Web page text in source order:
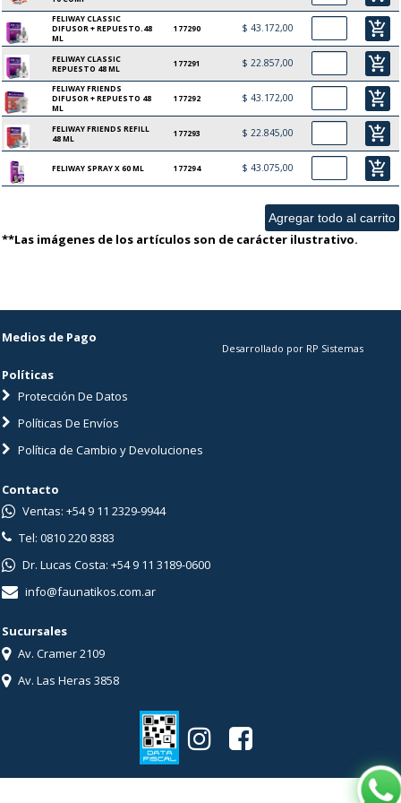
FELIWAY CLASSIC
DIFUSOR + REPUESTO.48
ML
177290 $ 43.172,00 add_shopping_cart
FELIWAY CLASSIC
REPUESTO 48 ML
177291 $ 22.857,00 add_shopping_cart
FELIWAY FRIENDS
DIFUSOR + REPUESTO 48
ML
177292 $ 43.172,00 add_shopping_cart
FELIWAY FRIENDS REFILL
48 ML
177293 $ 22.845,00 add_shopping_cart
FELIWAY SPRAY X 60 ML 177294 $ 43.075,00 add_shopping_cart
**Las imágenes de los artículos son de carácter ilustrativo.
Medios de Pago
Políticas
Protección De Datos
Políticas De Envíos
Política de Cambio y Devoluciones
Desarrollado por RP Sistemas
Contacto
Ventas: +54 9 11 2329-9944
Tel: 0810 220 8383
Dr. Lucas Costa: +54 9 11 3189-0600
info@faunatikos.com.ar
Sucursales
Av. Cramer 2109
Av. Las Heras 3858